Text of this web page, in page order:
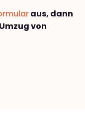
aus, dann
von